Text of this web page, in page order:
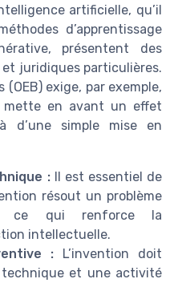
artificielle, qu’il
d’apprentissage
présentent des
juridiques particulières.
(OEB) exige, par exemple,
mette en avant un effet
d’une simple mise en
:Il est essentiel de
résout un problème
ce qui renforce la
intellectuelle.
: L’invention doit
et une activité